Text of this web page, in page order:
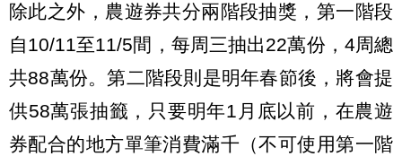
除此之外，農遊券共分兩階段抽獎，第一階段
自10/11至11/5間，每周三抽出22萬份，4周總
共88萬份。第二階段則是明年春節後，將會提
供58萬張抽籤，只要明年1月底以前，在農遊
券配合的地方單筆消費滿千（不可使用第一階